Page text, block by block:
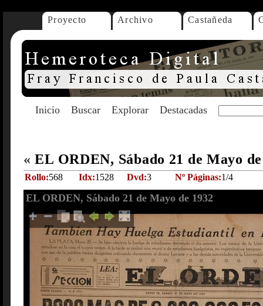
Proyecto Archivo Castañeda
Inicio Buscar Explorar Destacadas
« EL ORDEN, Sábado 21 de Mayo
Rollo:568 Idx:1528 Dvd:3 Nº Páginas:1/4
EL ORDEN, Sábado 21 de Mayo de 1932